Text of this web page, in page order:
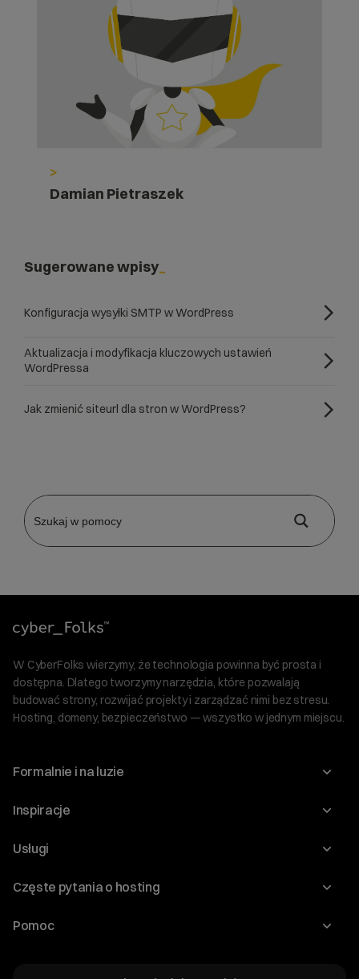
>
Damian Pietraszek
Sugerowane wpisy
Konfiguracja wysyłki SMTP w WordPress
Aktualizacja i modyfikacja kluczowych ustawień
WordPressa
Jak zmienić siteurl dla stron w WordPress?
W CyberFolks wierzymy, że technologia powinna być prosta i
dostępna. Dlatego tworzymy narzędzia, które pozwalają
budować strony, rozwijać projekty i zarządzać nimi bez stresu.
Hosting, domeny, bezpieczeństwo — wszystko w jednym miejscu.
Formalnie i na luzie
O nas
Program Korzyści dla Inwestorów
Regulaminy i specyfikacje
Inspiracje
Blog
WordPress
Audyt stron
Usługi
Domeny
Częste pytania o hosting
Jak przenieść stronę?
Pomoc